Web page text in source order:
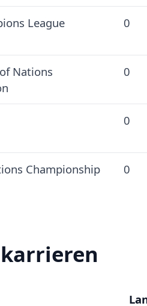
League 0
Nations
0
0
Championship 0